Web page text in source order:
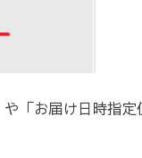
「お届け日時指